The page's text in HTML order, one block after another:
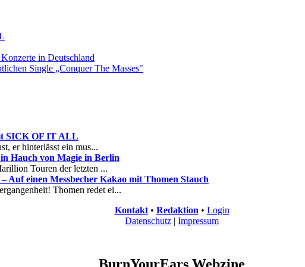
in Deutschland
Single „Conquer The Masses"
SICK OF IT ALL
er hinterlässt ein mus...
Hauch von Magie in Berlin
Touren der letzten ...
Auf einen Messbecher Kakao mit Thomen Stauch
Thomen redet ei...
Kontakt• Redaktion • Login
Datenschutz | Impressum
BurnYourEars Webzine